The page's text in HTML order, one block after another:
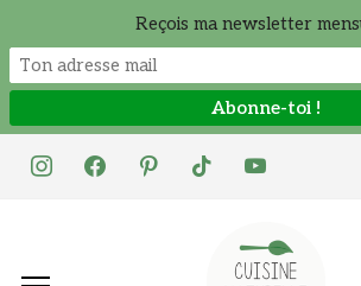
instagramfacebookpinteresttiktok youtube
Reçois ma newsletter